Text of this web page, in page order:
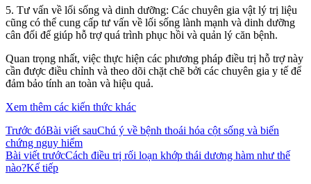
5. Tư vấn về lối sống và dinh dưỡng: Các chuyên gia vật lý trị liệu
cũng có thể cung cấp tư vấn về lối sống lành mạnh và dinh dưỡng
cân đối để giúp hỗ trợ quá trình phục hồi và quản lý căn bệnh.
Quan trọng nhất, việc thực hiện các phương pháp điều trị hỗ trợ này
cần được điều chỉnh và theo dõi chặt chẽ bởi các chuyên gia y tế để
đảm bảo tính an toàn và hiệu quả.
Xem thêm các kiến thức khác
Trước đóBài viết sauChú ý về bệnh thoái hóa cột sống và biến
chứng nguy hiểm
Bài viết trướcCách điều trị rối loạn khớp thái dương hàm như thế
nào?Kế tiếp